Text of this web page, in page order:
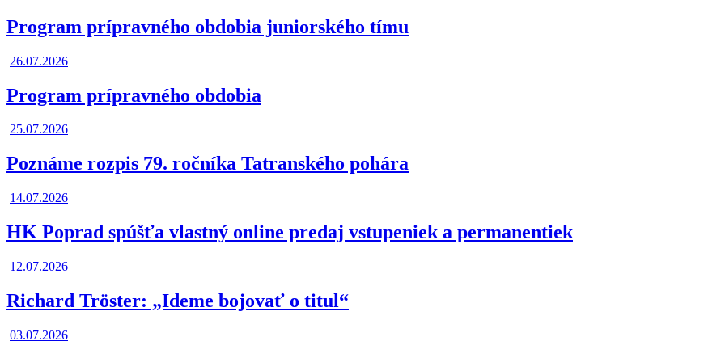
Program prípravného obdobia juniorského tímu
26.07.2026
Program prípravného obdobia
25.07.2026
Poznáme rozpis 79. ročníka Tatranského pohára
14.07.2026
HK Poprad spúšťa vlastný online predaj vstupeniek a permanentiek
12.07.2026
Richard Tröster: „Ideme bojovať o titul“
03.07.2026